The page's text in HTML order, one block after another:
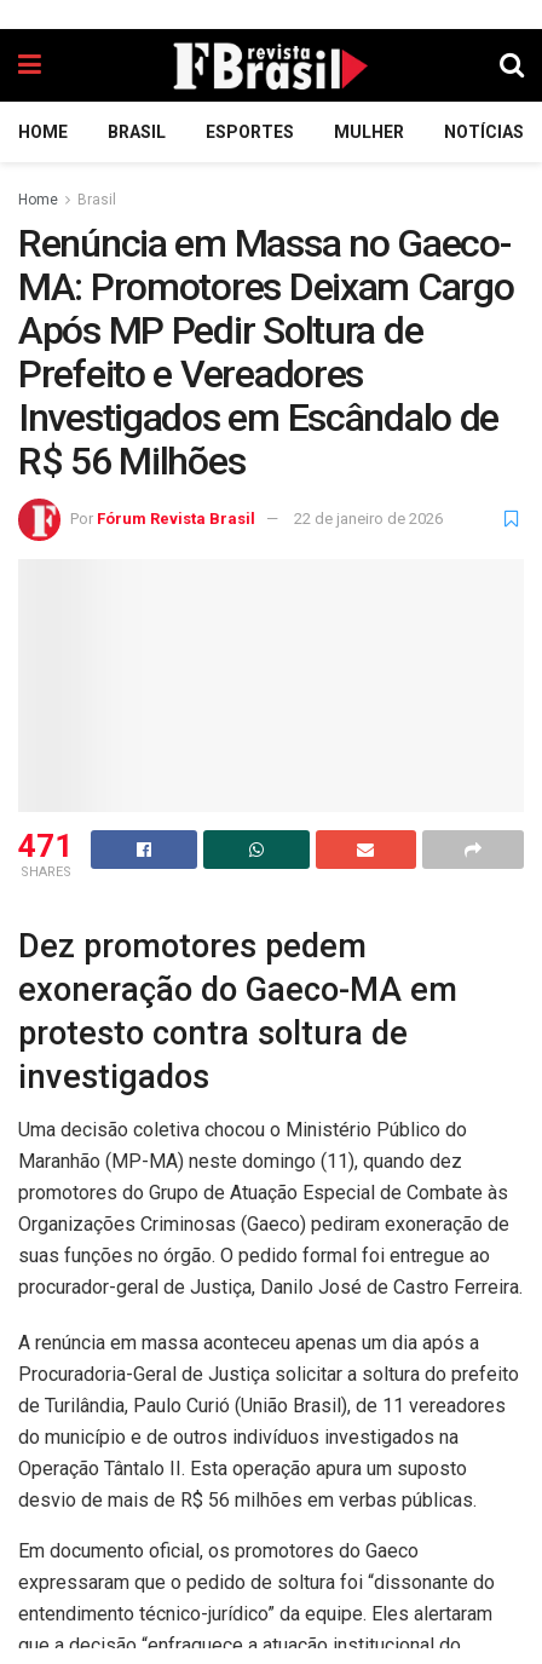
HOME BRASIL ESPORTES MULHER NOTÍCIAS
Home Brasil
Renúncia em Massa no Gaeco-
MA: Promotores Deixam Cargo
Após MP Pedir Soltura de
Prefeito e Vereadores
Investigados em Escândalo de
R$ 56 Milhões
Por Fórum Revista Brasil 22 de janeiro de 2026
471
SHARES
Dez promotores pedem
exoneração do Gaeco-MA em
protesto contra soltura de
investigados
Uma decisão coletiva chocou o Ministério Público do
Maranhão (MP-MA) neste domingo (11), quando dez
promotores do Grupo de Atuação Especial de Combate às
Organizações Criminosas (Gaeco) pediram exoneração de
suas funções no órgão. O pedido formal foi entregue ao
procurador-geral de Justiça, Danilo José de Castro Ferreira.
A renúncia em massa aconteceu apenas um dia após a
Procuradoria-Geral de Justiça solicitar a soltura do prefeito
de Turilândia, Paulo Curió (União Brasil), de 11 vereadores
do município e de outros indivíduos investigados na
Operação Tântalo II. Esta operação apura um suposto
desvio de mais de R$ 56 milhões em verbas públicas.
Em documento oficial, os promotores do Gaeco
expressaram que o pedido de soltura foi “dissonante do
entendimento técnico-jurídico” da equipe. Eles alertaram
que a decisão “enfraquece a atuação institucional do